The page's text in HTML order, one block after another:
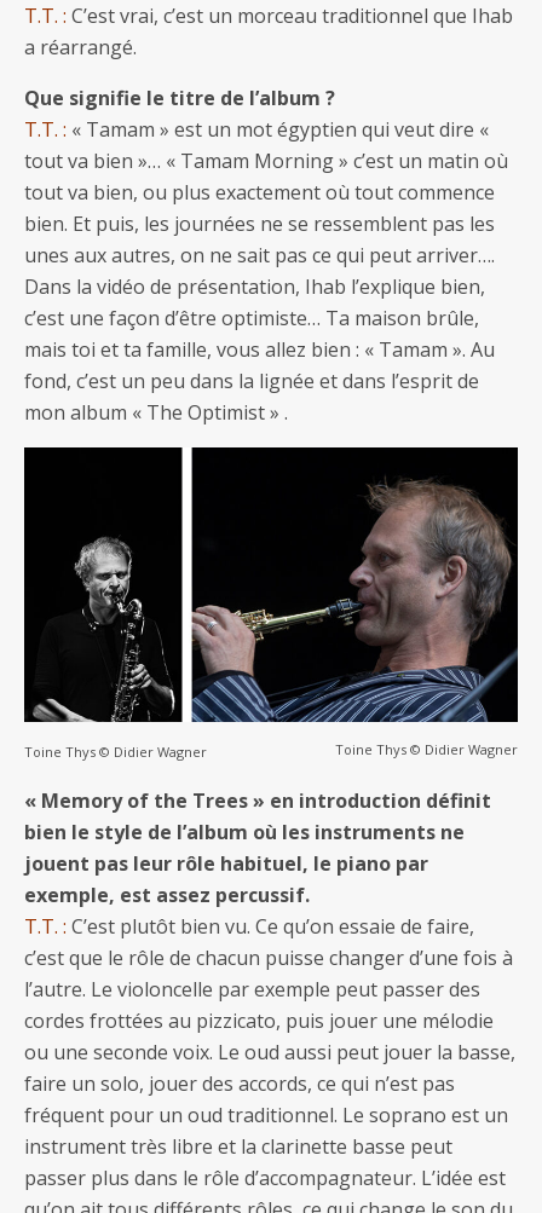
T.T. : C’est vrai, c’est un morceau traditionnel que Ihab
a réarrangé.
Que signifie le titre de l’album ?
T.T. : « Tamam » est un mot égyptien qui veut dire «
tout va bien »… « Tamam Morning » c’est un matin où
tout va bien, ou plus exactement où tout commence
bien. Et puis, les journées ne se ressemblent pas les
unes aux autres, on ne sait pas ce qui peut arriver….
Dans la vidéo de présentation, Ihab l’explique bien,
c’est une façon d’être optimiste… Ta maison brûle,
mais toi et ta famille, vous allez bien : « Tamam ». Au
fond, c’est un peu dans la lignée et dans l’esprit de
mon album « The Optimist » .
Toine Thys © Didier Wagner Toine Thys © Didier Wagner
« Memory of the Trees » en introduction définit
bien le style de l’album où les instruments ne
jouent pas leur rôle habituel, le piano par
exemple, est assez percussif.
T.T. : C’est plutôt bien vu. Ce qu’on essaie de faire,
c’est que le rôle de chacun puisse changer d’une fois à
l’autre. Le violoncelle par exemple peut passer des
cordes frottées au pizzicato, puis jouer une mélodie
ou une seconde voix. Le oud aussi peut jouer la basse,
faire un solo, jouer des accords, ce qui n’est pas
fréquent pour un oud traditionnel. Le soprano est un
instrument très libre et la clarinette basse peut
passer plus dans le rôle d’accompagnateur. L’idée est